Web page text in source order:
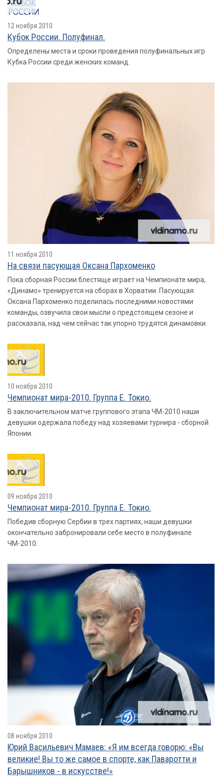
12 ноября 2010
Кубок России. Полуфинал.
Определены места и сроки проведения полуфинальных игр
Кубка России среди женских команд.
11 ноября 2010
На связи пасующая Оксана Пархоменко
Пока сборная России блестяще играет на Чемпионате мира,
«Динамо» тренируется на сборах в Хорватии. Пасующая
Оксана Пархоменко поделилась последними новостями
команды, озвучила свои мысли о предстоящем сезоне и
рассказала, над чем сейчас так упорно трудятся динамовки.
10 ноября 2010
Чемпионат мира-2010. Группа E. Токио.
В заключительном матче группового этапа ЧМ-2010 наши
девушки одержала победу над хозяевами турнира - сборной
Японии.
09 ноября 2010
Чемпионат мира-2010. Группа E. Токио.
Победив сборную Сербии в трех партиях, наши девушки
окончательно забронировали себе место в полуфинале
ЧМ-2010.
08 ноября 2010
Юрий Васильевич Мамаев: «Я им всегда говорю: «Вы
великие! Вы то же самое в спорте, как Паваротти и
Барышников - в искусстве!»